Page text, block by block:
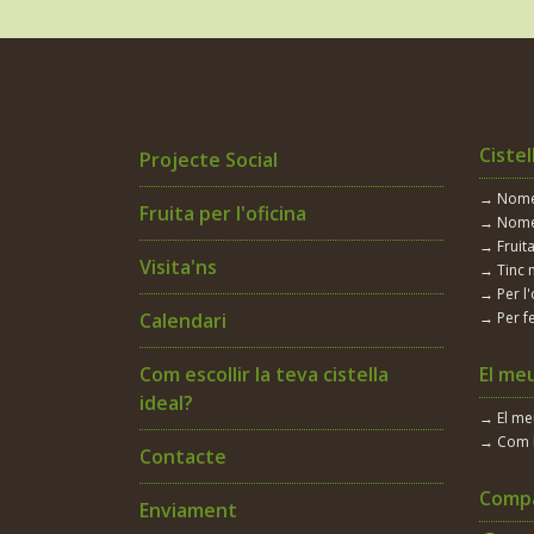
Ceps
Cherry
Cigro
Cigrons
Cireres
Civada
Codony
Projecte Social
Fruita per l'oficina
Visita'ns
Calendari
Com escollir la teva cistella
ideal?
Contacte
Enviament
→
→
→
→ Tinc
→ Per
→ Per
El
→ El
→ Com